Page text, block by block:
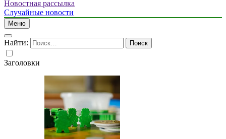
Новостная рассылка
Случайные новости
Меню
Найти:
Заголовки